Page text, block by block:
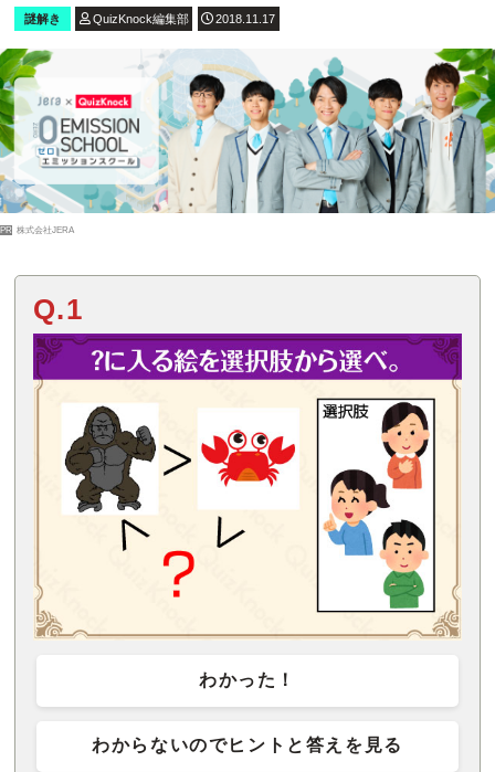
謎解き QuizKnock編集部 2018.11.17
PR 株式会社JERA
Q.1
わかった！
わからないのでヒントと答えを見る